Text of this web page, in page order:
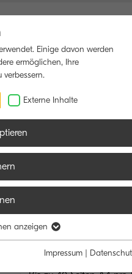
ECOSYS
EFFIZIENTES
Einige davon werden
ermöglichen, Ihre
verbessern.
Externe Inhalte
anzeigen
Impressum |